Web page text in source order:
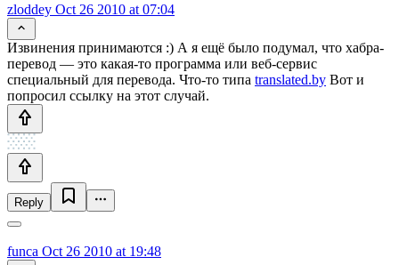
zloddey Oct 26 2010 at 07:04
Извинения принимаются :) А я ещё было подумал, что хабра-
перевод — это какая-то программа или веб-сервис
специальный для перевода. Что-то типа translated.by Вот и
попросил ссылку на этот случай.
Reply
funca Oct 26 2010 at 19:48